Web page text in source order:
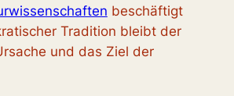
beschäftigt
Tradition bleibt der
und das Ziel der